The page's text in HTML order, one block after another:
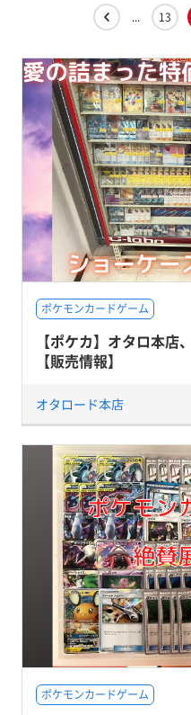
... 13
ポケモンカードゲーム
【ポケカ】オタロ本
【販売情報】
オタロード本店
ポケモンカードゲーム